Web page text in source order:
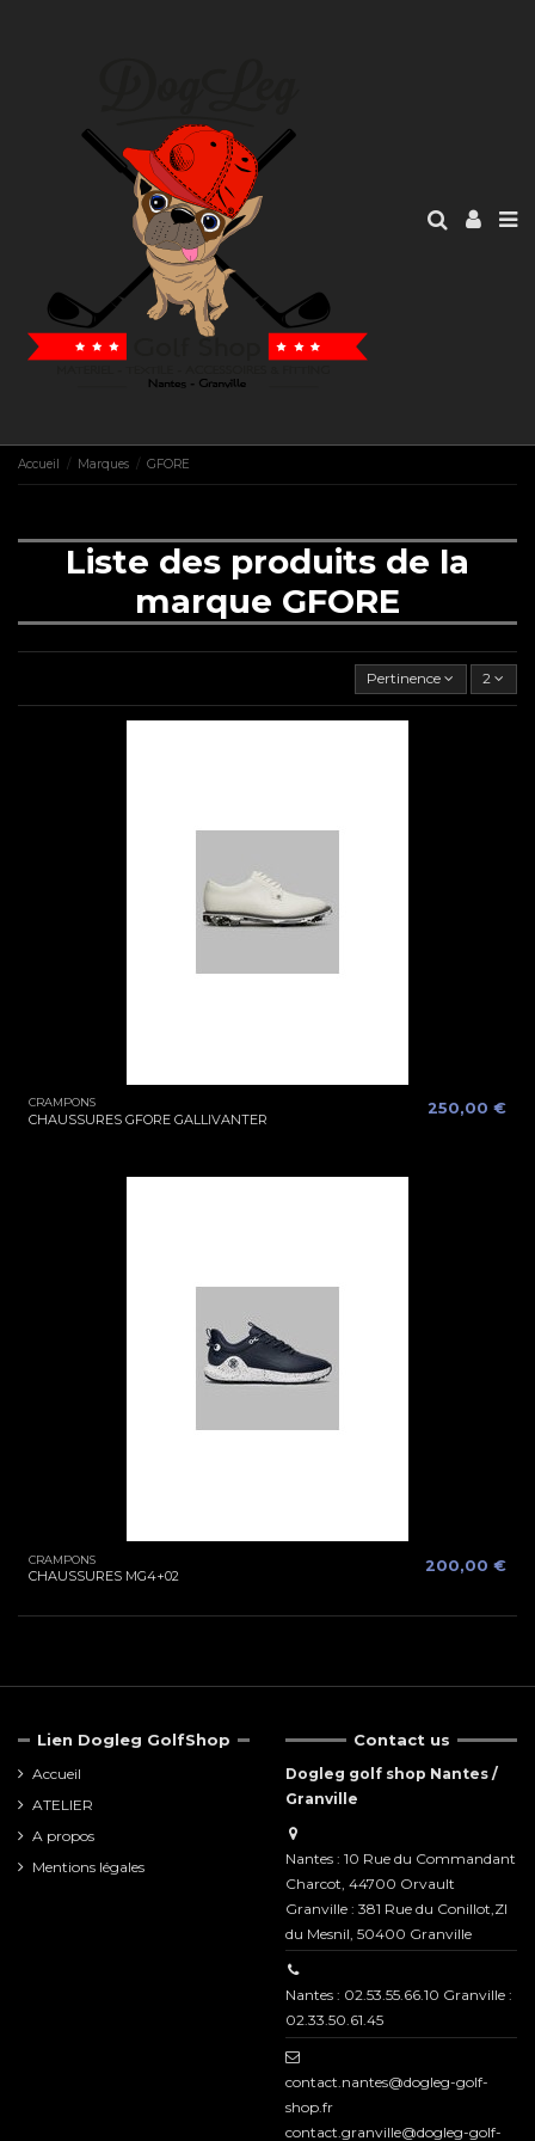
Accueil Marques GFORE
Liste des produits de la
marque GFORE
Pertinence 2
CRAMPONS
CHAUSSURES GFORE GALLIVANTER
250,00 €
CRAMPONS
CHAUSSURES MG4+02
200,00 €
Lien Dogleg GolfShop
Accueil
ATELIER
A propos
Mentions légales
Contact us
Dogleg golf shop Nantes /
Granville
Nantes : 10 Rue du Commandant
Charcot, 44700 Orvault
Granville : 381 Rue du Conillot,ZI
du Mesnil, 50400 Granville
Nantes : 02.53.55.66.10 Granville :
02.33.50.61.45
contact.nantes@dogleg-golf-
shop.fr
contact.granville@dogleg-golf-